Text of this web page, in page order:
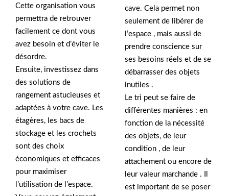
Cette organisation vous
permettra de retrouver
facilement ce dont vous
avez besoin et d’éviter le
désordre.
Ensuite, investissez dans
des solutions de
rangement astucieuses et
adaptées à votre cave. Les
étagères, les bacs de
stockage et les crochets
sont des choix
économiques et efficaces
pour maximiser
l’utilisation de l’espace.
cave. Cela permet non
seulement de libérer de
l’espace , mais aussi de
prendre conscience sur
ses besoins réels et de se
débarrasser des objets
inutiles .
Le tri peut se faire de
différentes manières : en
fonction de la nécessité
des objets, de leur
condition , de leur
attachement ou encore de
leur valeur marchande . Il
est important de se poser